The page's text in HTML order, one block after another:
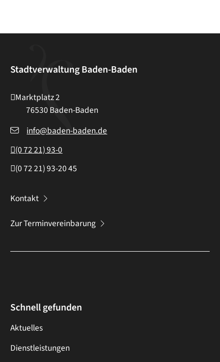
Stadtverwaltung Baden-Baden
Marktplatz 2
76530 Baden-Baden
info@baden-baden.de
(07221) 93-0
(07221) 93-2045
Kontakt
Zur Terminvereinbarung
Schnell gefunden
Aktuelles
Dienstleistungen